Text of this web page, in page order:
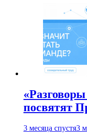
посвятят
3 месяца спустя3